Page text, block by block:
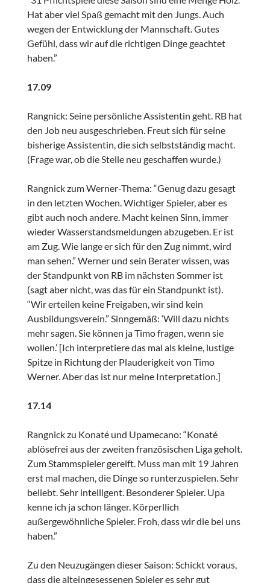
Hat aber viel Spaß gemacht mit den Jungs. Auch
wegen der Entwicklung der Mannschaft. Gutes
Gefühl, dass wir auf die richtigen Dinge geachtet
haben.”
17.09
Rangnick: Seine persönliche Assistentin geht. RB hat
den Job neu ausgeschrieben. Freut sich für seine
bisherige Assistentin, die sich selbstständig macht.
(Frage war, ob die Stelle neu geschaffen wurde.)
Rangnick zum Werner-Thema: “Genug dazu gesagt
in den letzten Wochen. Wichtiger Spieler, aber es
gibt auch noch andere. Macht keinen Sinn, immer
wieder Wasserstandsmeldungen abzugeben. Er ist
am Zug. Wie lange er sich für den Zug nimmt, wird
man sehen.” Werner und sein Berater wissen, was
der Standpunkt von RB im nächsten Sommer ist
(sagt aber nicht, was das für ein Standpunkt ist).
“Wir erteilen keine Freigaben, wir sind kein
Ausbildungsverein.” Sinngemäß: ‘Will dazu nichts
mehr sagen. Sie können ja Timo fragen, wenn sie
wollen.’ [Ich interpretiere das mal als kleine, lustige
Spitze in Richtung der Plauderigkeit von Timo
Werner. Aber das ist nur meine Interpretation.]
17.14
Rangnick zu Konaté und Upamecano: “Konaté
ablösefrei aus der zweiten französischen Liga geholt.
Zum Stammspieler gereift. Muss man mit 19 Jahren
erst mal machen, die Dinge so runterzuspielen. Sehr
beliebt. Sehr intelligent. Besonderer Spieler. Upa
kenne ich ja schon länger. Körperllich
außergewöhnliche Spieler. Froh, dass wir die bei uns
haben.”
Zu den Neuzugängen dieser Saison: Schickt voraus,
dass die alteingesessenen Spieler es sehr gut